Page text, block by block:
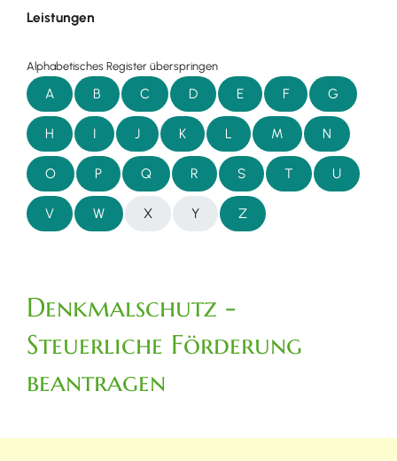
Leistungen
Alphabetisches Register überspringen
A B C D E F G
H I J K L M N
O P Q R S T U
V W X Y Z
Denkmalschutz -
Steuerliche Förderung
beantragen